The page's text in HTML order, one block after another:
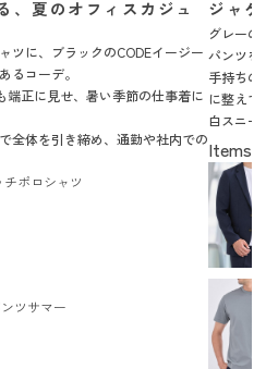
、夏のオフィスカジュ
ツに、ブラックのCODEイージー
るコーデ。
正に見せ、暑い季節の仕事着に
全体を引き締め、通勤や社内での
チポロシャツ
ツサマー
ジャケ
グレーの
パンツを合
手持ちの
に整えて
白スニー
む着こなし